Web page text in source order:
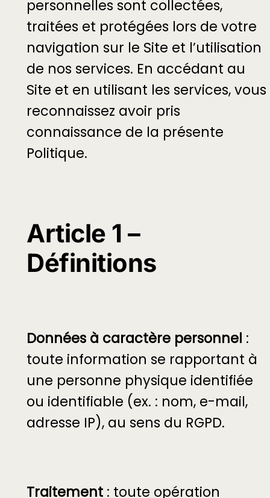
personnelles sont collectées,
traitées et protégées lors de votre
navigation sur le Site et l’utilisation
de nos services. En accédant au
Site et en utilisant les services, vous
reconnaissez avoir pris
connaissance de la présente
Politique.
Article 1 –
Définitions
Données à caractère personnel :
toute information se rapportant à
une personne physique identifiée
ou identifiable (ex. : nom, e-mail,
adresse IP), au sens du RGPD.
Traitement : toute opération